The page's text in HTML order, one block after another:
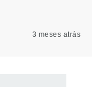
3 meses atrás